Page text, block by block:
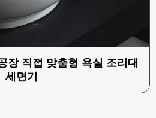
장 직접 맞춤형 욕실 조리대
세면기